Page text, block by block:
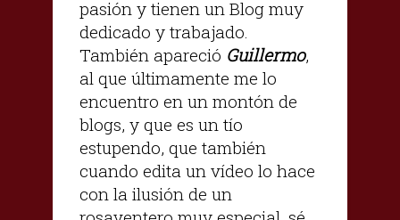
pasión y tienen un Blog muy
dedicado y trabajado.
También apareció Guillermo,
al que últimamente me lo
encuentro en un montón de
blogs, y que es un tío
estupendo, que también
cuando edita un vídeo lo hace
con la ilusión de un